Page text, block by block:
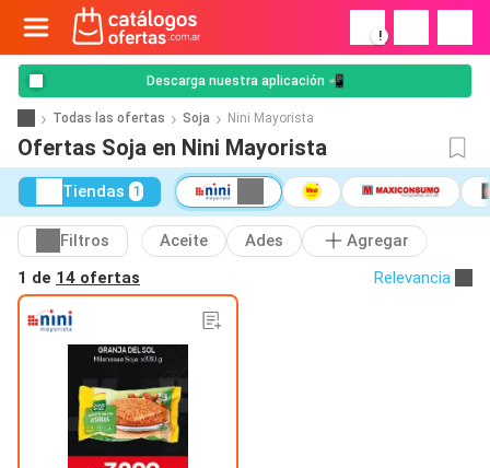
!
Descarga nuestra aplicación 📲
Todas las ofertas Soja Nini Mayorista
Ofertas Soja en Nini Mayorista
Tiendas 1
Filtros Aceite Ades
Agregar
1 de 14 ofertas Relevancia